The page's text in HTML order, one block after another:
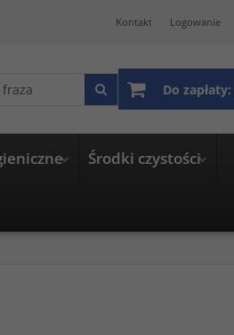
Kontakt Logowanie
Do zapłaty:
Środki czystości